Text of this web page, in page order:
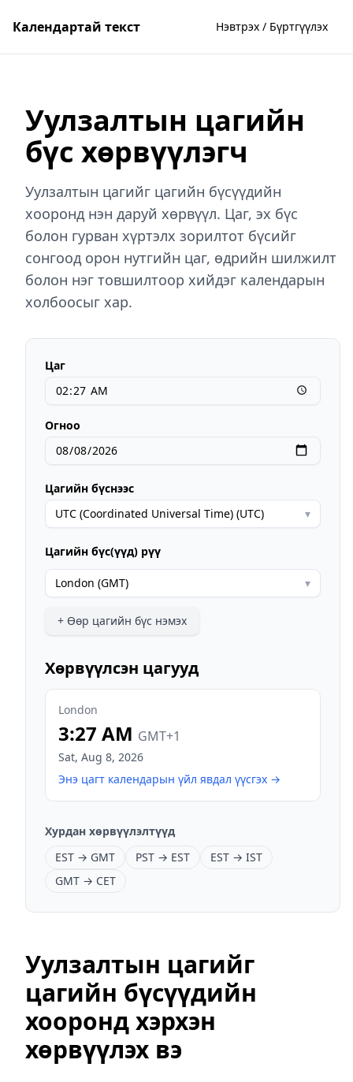
Календартай текст Нэвтрэх / Бүртгүүлэх
Уулзалтын цагийн
бүс хөрвүүлэгч
Уулзалтын цагийг цагийн бүсүүдийн
хооронд нэн даруй хөрвүүл. Цаг, эх бүс
болон гурван хүртэлх зорилтот бүсийг
сонгоод орон нутгийн цаг, өдрийн шилжилт
болон нэг товшилтоор хийдэг календарын
холбоосыг хар.
Цаг
Огноо
Цагийн бүснээс
UTC (Coordinated Universal Time) (UTC)
▾
Цагийн бүс(үүд) рүү
London (GMT) ▾
+ Өөр цагийн бүс нэмэх
Хөрвүүлсэн цагууд
London
3:27 AM GMT+1
Sat, Aug 8, 2026
Энэ цагт календарын үйл явдал үүсгэх →
Хурдан хөрвүүлэлтүүд
EST → GMT
PST → EST
EST → IST
GMT → CET
Уулзалтын цагийг
цагийн бүсүүдийн
хооронд хэрхэн
хөрвүүлэх вэ